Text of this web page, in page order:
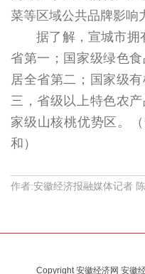
菜等区域公共品牌影响
据了解，宣城市拥
省第一；国家级绿色
居全省第二；国家级
三，省级以上特色农
家级山核桃优势区。
和）
作者:安徽经济报融媒体记者
Copyright 安徽经济网 安徽